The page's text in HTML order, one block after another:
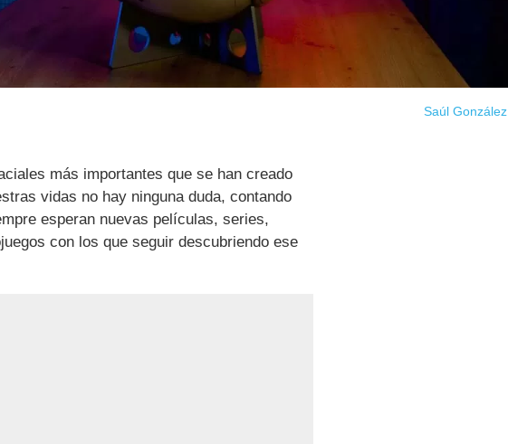
Saúl González
más importantes que se han creado
vidas no hay ninguna duda, contando
esperan nuevas películas, series,
con los que seguir descubriendo ese